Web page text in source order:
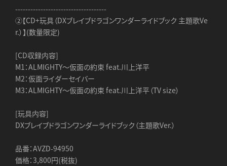
------------------------------------
②【CD+玩具（DXブレイブドラゴンワンダーライドブック 主題歌Ve
r.）】(数量限定)
[CD収録内容]
M1：ALMIGHTY～仮面の約束 feat.川上洋平
M2：仮面ライダーセイバー
M3：ALMIGHTY～仮面の約束 feat.川上洋平（TV size）
[玩具内容]
DXブレイブドラゴンワンダーライドブック（主題歌Ver.）
品番：AVZD-94950
価格：3,800円(税抜)